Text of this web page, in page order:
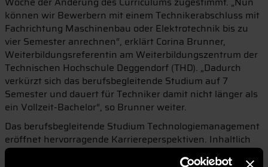
können wir Bewerbern mit einem Technikerabschluss mit
Fachrichtung Maschinenbau oder Elektrotechnik bis zu
vier Semester anrechnen“, erklärt Corina Brunner,
Weiterbildungsreferentin am Weiterbildungszentrum der
Technischen Hochschule Deggendorf (THD). „Dadurch
verkürzt sich das berufsbegleitende Studium auf 7
Semester und dauert für Techniker damit nicht länger als
ein Vollzeit-Bachelor“, so Brunner weiter.
Das berufsbegleitende Studium Technologiemanagement
eröffnet hervorragende Karriereperspektiven. Inhaltlich
beschäftigt sich der Bachelor mit der Schnittstelle